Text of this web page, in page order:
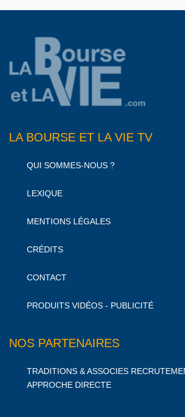
LA BOURSE ET LA VIE TV
QUI SOMMES-NOUS ?
LEXIQUE
MENTIONS LÉGALES
CRÉDITS
CONTACT
PRODUITS VIDÉOS - PUBLICITÉ
NOS PARTENAIRES
TRADITIONS & ASSOCIES
APPROCHE DIRECTE